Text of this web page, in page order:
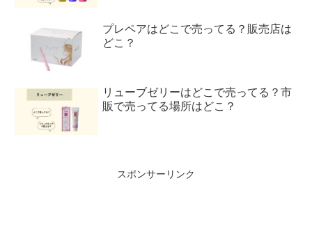
プレペアはどこで売ってる？販売店は
どこ？
リューブゼリーはどこで売ってる？市
販で売ってる場所はどこ？
スポンサーリンク